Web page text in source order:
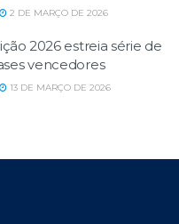
2 DE MARÇO DE 2026
2026 estreia série de
vencedores
13 DE MARÇO DE 2026